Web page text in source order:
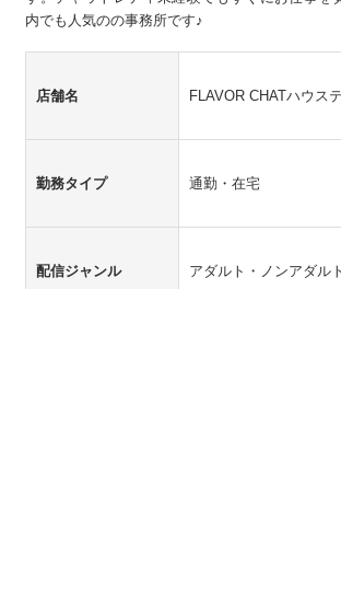
内でも人気のの事務所です♪
店舗名 FLAVOR CHATハウス
勤務タイプ 通勤・在宅
配信ジャンル アダルト・ノンアダルト